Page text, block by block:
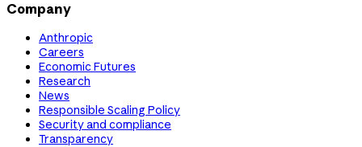
Company
Anthropic
Careers
Economic Futures
Research
News
Responsible Scaling Policy
Security and compliance
Transparency